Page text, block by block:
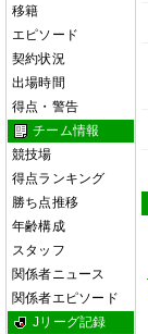
移籍
エピソード
契約状況
出場時間
得点・警告
チーム情報
競技場
得点ランキング
勝ち点推移
年齢構成
スタッフ
関係者ニュース
関係者エピソード
Jリーグ記録